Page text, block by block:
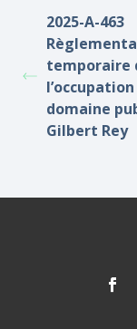
2025-A-463
temporaire
domaine
Gilbert Rey